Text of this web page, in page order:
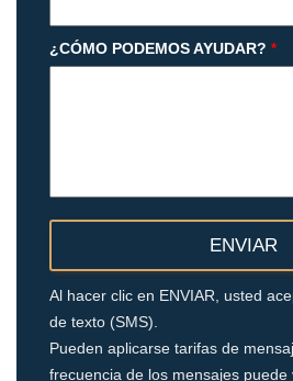
¿CÓMO PODEMOS AYUDAR? *
Al hacer clic en ENVIAR, usted
de texto (SMS).
Pueden aplicarse tarifas de
frecuencia de los mensajes puede